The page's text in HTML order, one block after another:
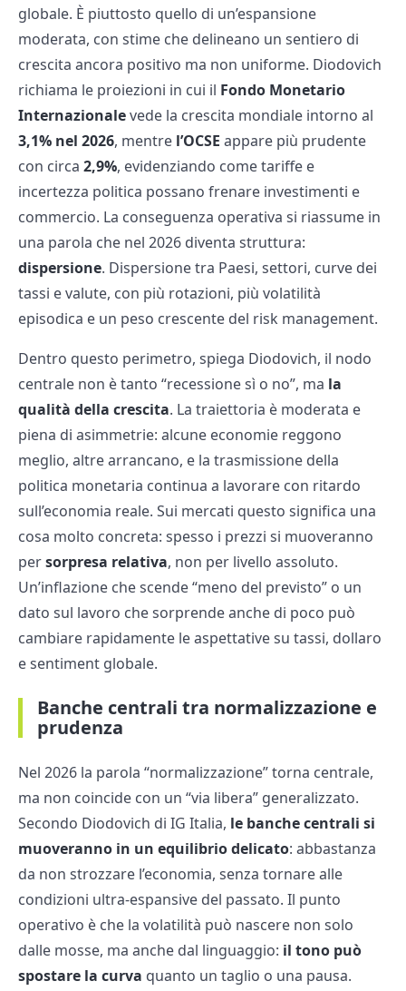
globale. È piuttosto quello di un’espansione
moderata, con stime che delineano un sentiero di
crescita ancora positivo ma non uniforme. Diodovich
richiama le proiezioni in cui il Fondo Monetario
Internazionalevede la crescita mondiale intorno al
3,1% nel 2026, mentre l’OCSE appare più prudente
con circa 2,9%, evidenziando come tariffe e
incertezza politica possano frenare investimenti e
commercio. La conseguenza operativa si riassume in
una parola che nel 2026 diventa struttura:
dispersione. Dispersione tra Paesi, settori, curve dei
tassi e valute, con più rotazioni, più volatilità
episodica e un peso crescente del risk management.
Dentro questo perimetro, spiega Diodovich, il nodo
centrale non è tanto “recessione sì o no”, ma la
qualità della crescita. La traiettoria è moderata e
piena di asimmetrie: alcune economie reggono
meglio, altre arrancano, e la trasmissione della
politica monetaria continua a lavorare con ritardo
sull’economia reale. Sui mercati questo significa una
cosa molto concreta: spesso i prezzi si muoveranno
persorpresa relativa, non per livello assoluto.
Un’inflazione che scende “meno del previsto” o un
dato sul lavoro che sorprende anche di poco può
cambiare rapidamente le aspettative su tassi, dollaro
e sentiment globale.
Banche centrali tra normalizzazione e
prudenza
Nel 2026 la parola “normalizzazione” torna centrale,
ma non coincide con un “via libera” generalizzato.
Secondo Diodovich di IG Italia, le banche centrali si
muoveranno in un equilibrio delicato: abbastanza
da non strozzare l’economia, senza tornare alle
condizioni ultra-espansive del passato. Il punto
operativo è che la volatilità può nascere non solo
dalle mosse, ma anche dal linguaggio: il tono può
spostare la curva quanto un taglio o una pausa.